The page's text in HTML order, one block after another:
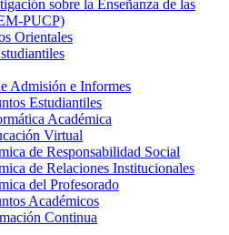
sobre la Enseñanza de las
PUCP)
Orientales
Admisión e Informes
Estudiantiles
Académica
Virtual
de Responsabilidad Social
de Relaciones Institucionales
del Profesorado
Académicos
Continua